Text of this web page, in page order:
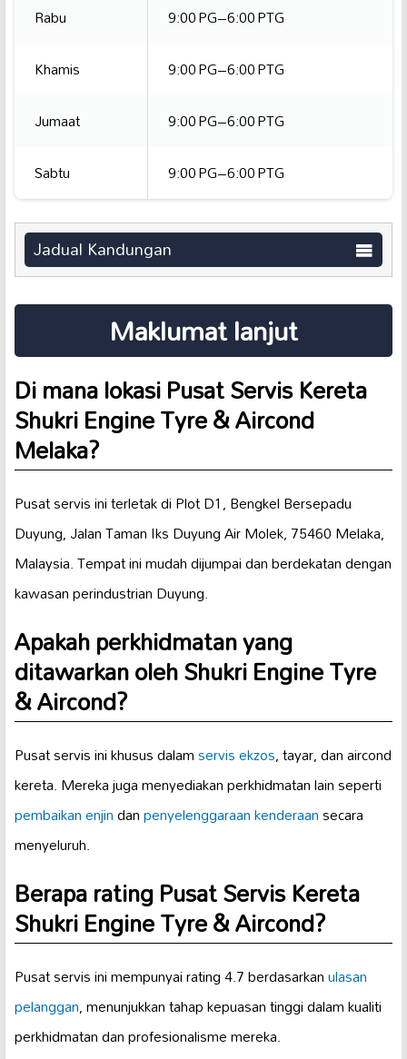
Rabu
9:00 PG–6:00 PTG
Khamis
9:00 PG–6:00 PTG
Jumaat
9:00 PG–6:00 PTG
Sabtu
9:00 PG–6:00 PTG
Jadual Kandungan
Maklumat lanjut
Di mana lokasi Pusat Servis Kereta
Shukri Engine Tyre & Aircond
Melaka?
Pusat servis ini terletak di Plot D1, Bengkel Bersepadu
Duyung, Jalan Taman Iks Duyung Air Molek, 75460 Melaka,
Malaysia. Tempat ini mudah dijumpai dan berdekatan dengan
kawasan perindustrian Duyung.
Apakah perkhidmatan yang
ditawarkan oleh Shukri Engine Tyre
& Aircond?
Pusat servis ini khusus dalamservis ekzos, tayar, dan aircond
kereta. Mereka juga menyediakan perkhidmatan lain seperti
pembaikan enjindanpenyelenggaraan kenderaansecara
menyeluruh.
Berapa rating Pusat Servis Kereta
Shukri Engine Tyre & Aircond?
Pusat servis ini mempunyai rating 4.7 berdasarkanulasan
pelanggan, menunjukkan tahap kepuasan tinggi dalam kualiti
perkhidmatan dan profesionalisme mereka.